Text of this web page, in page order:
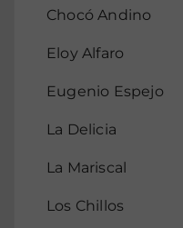
Chocó Andino
Eloy Alfaro
Eugenio Espejo
La Delicia
La Mariscal
Los Chillos